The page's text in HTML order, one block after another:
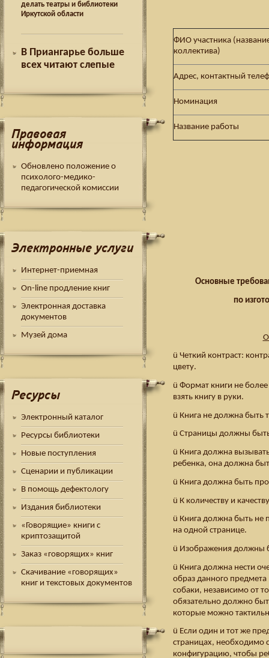
делать театры и библиотеки
Иркутской области
В Приангарье больше
всех читают слепые
Правовая
информация
Обновлено положение о
психолого-медико-
педагогической комиссии
Электронные услуги
Интернет-приемная
On-line продление книг
Электронная доставка
документов
Музей дома
Ресурсы
Электронный каталог
Ресурсы библиотеки
Новые поступления
Сценарии и публикации
В помощь дефектологу
Издания библиотеки
«Говорящие» книги с
криптозащитой
Заказ «говорящих» книг
Скачивание «говорящих»
книг и текстовых документов
ФИО участника
коллектива)
Адрес, контактный
Номинация
Название работы
Основные
по
ü Четкий контраст:
цвету.
ü Формат книги не
взять книгу в руки.
ü Книга не должна быть
ü Страницы должны
ü Книга должна
ребенка, она должна
ü Книга должна быть
ü К количеству и
ü Книга должна быть не
на одной странице.
ü Изображения должны
ü Книга должна нести
образ данного
собаки, независимо от
обязательно должно
которые можно
ü Если один и тот же
страницах, необходимо
конфигурацию, чтобы